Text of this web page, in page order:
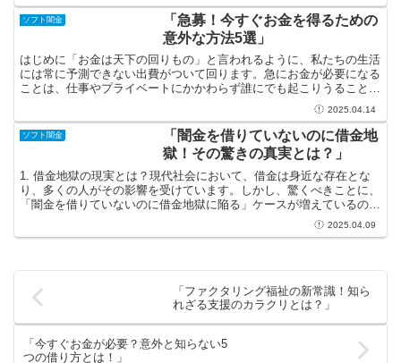
ソフト闇金
「急募！今すぐお金を得るための
意外な方法5選」
はじめに「お金は天下の回りもの」と言われるように、私たちの生活
には常に予測できない出費がついて回ります。急にお金が必要になる
ことは、仕事やプライベートにかかわらず誰にでも起こりうることで
す。そんな時に、サッと現金を手に入れることができる方法...2025.04.14
ソフト闇金
「闇金を借りていないのに借金地
獄！その驚きの真実とは？」
1. 借金地獄の現実とは？現代社会において、借金は身近な存在とな
り、多くの人がその影響を受けています。しかし、驚くべきことに、
「闇金を借りていないのに借金地獄に陥る」ケースが増えているのが
現実です。闇金とは法外な金利や厳しい取り立てで知られ...2025.04.09
「ファクタリング福祉の新常識！知ら
れざる支援のカラクリとは？」
「今すぐお金が必要？意外と知らない5
つの借り方とは！」